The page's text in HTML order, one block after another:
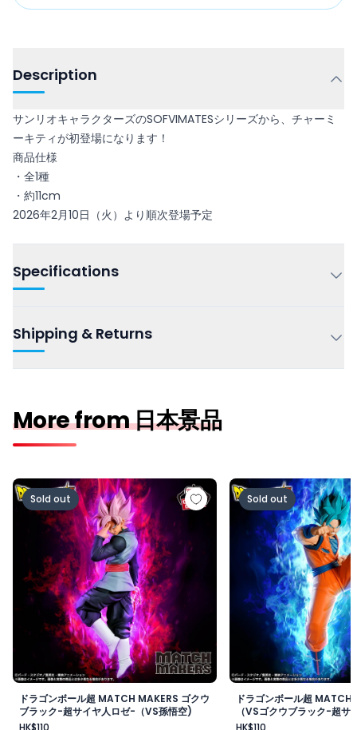
Description
サンリオキャラクターズのSOFVIMATESシリーズから、チャーミ
ーキティが初登場になります！
商品仕様
・全1種
・約11cm
2026年2月10日（火）より順次登場予定
Specifications
Shipping & Returns
More from 日本景品
ドラゴンボール超 MATCH MAKERS ゴクウブラック-超サ
Sold out
ドラゴンボール超 MATCH MAKERS ゴクウ
ブラック-超サイヤ人ロゼ-（VS孫悟空)
HK$110
ドラゴンボール超
Sold out
ドラゴンボール超 MATCH
（VSゴクウブラック-超
HK$110